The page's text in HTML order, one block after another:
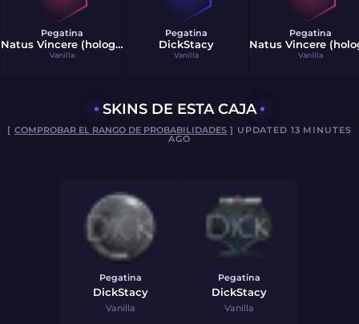
Pegatina
Natus Vincere (holográfica)
Vanilla
Pegatina
DickStacy
Vanilla
Pegatina
Vanilla
SKINS DE ESTA CAJA
[COMPROBAR EL RANGO DE PROBABILIDADES ] UPDATED 13 MINUTES
AGO
Pegatina
DickStacy
Vanilla
Pegatina
DickStacy
Vanilla